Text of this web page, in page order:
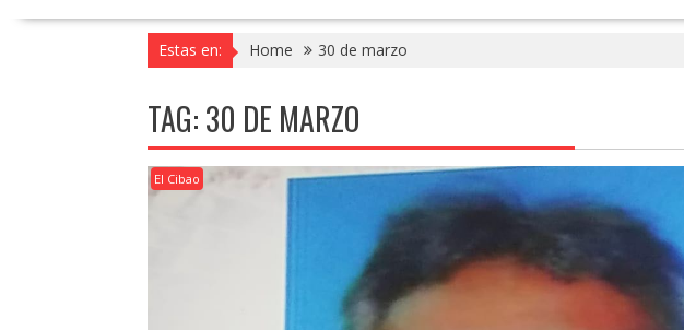
Estas en: Home 30 de marzo
TAG:30 DE MARZO
El Cibao